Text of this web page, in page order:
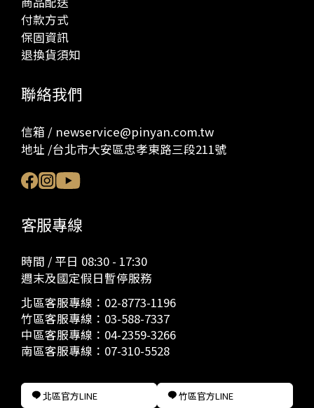
付款方式
保固資訊
退換貨須知
聯絡我們
信箱 / newservice@pinyan.com.tw
地址 /台北市大安區忠孝東路三段211號
客服專線
時間 / 平日 08:30 - 17:30
週末及國定假日暫停服務
北區客服專線： 02-8773-1196
竹區客服專線： 03-588-7337
中區客服專線： 04-2359-3266
南區客服專線： 07-310-5528
北區官方LINE 竹區官方LINE